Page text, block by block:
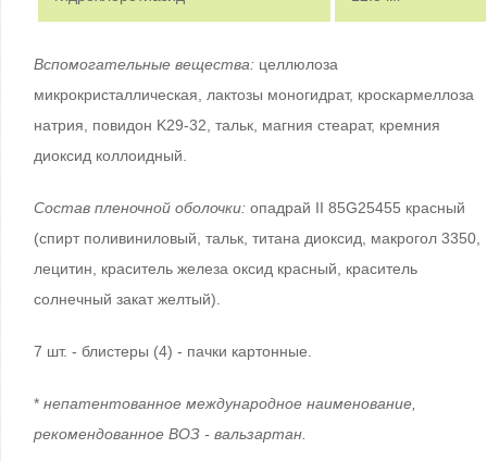
Вспомогательные вещества: целлюлоза
микрокристаллическая, лактозы моногидрат, кроскармеллоза
натрия, повидон K29-32, тальк, магния стеарат, кремния
диоксид коллоидный.
Состав пленочной оболочки: опадрай II 85G25455 красный
(спирт поливиниловый, тальк, титана диоксид, макрогол 3350,
лецитин, краситель железа оксид красный, краситель
солнечный закат желтый).
7 шт. - блистеры (4) - пачки картонные.
* непатентованное международное наименование,
рекомендованное ВОЗ - вальзартан.